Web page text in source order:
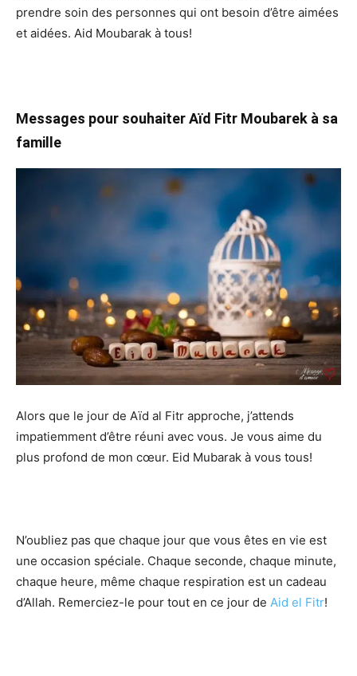
prendre soin des personnes qui ont besoin d’être aimées
et aidées. Aid Moubarak à tous!
Messages pour souhaiter Aïd Fitr Moubarek à sa
famille
Alors que le jour de Aïd al Fitr approche, j’attends
impatiemment d’être réuni avec vous. Je vous aime du
plus profond de mon cœur. Eid Mubarak à vous tous!
N’oubliez pas que chaque jour que vous êtes en vie est
une occasion spéciale. Chaque seconde, chaque minute,
chaque heure, même chaque respiration est un cadeau
d’Allah. Remerciez-le pour tout en ce jour de Aid el Fitr!